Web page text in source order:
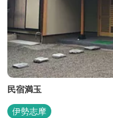
民宿満玉
伊勢志摩